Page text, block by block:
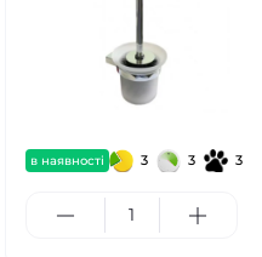
в наявності 3 3 3